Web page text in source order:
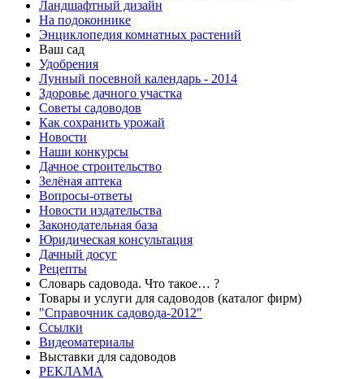
Ландшафтный дизайн
На подоконнике
Энциклопедия комнатных растений
Ваш сад
Удобрения
Лунный посевной календарь - 2014
Здоровье дачного участка
Советы садоводов
Как сохранить урожай
Новости
Наши конкурсы
Дачное строительство
Зелёная аптека
Вопросы-ответы
Новости издательства
Законодательная база
Юридическая консультация
Дачный досуг
Рецепты
Словарь садовода. Что такое… ?
Товары и услуги для садоводов (каталог фирм)
"Справочник садовода-2012"
Ссылки
Видеоматериалы
Выставки для садоводов
РЕКЛАМА